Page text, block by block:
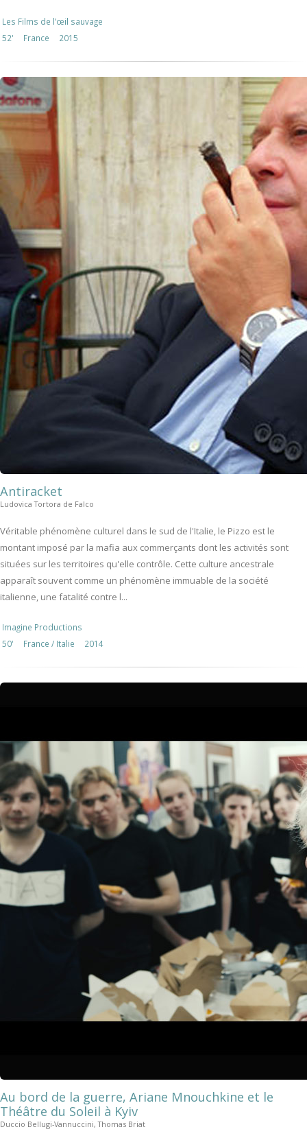
Les Films de l’œil sauvage
52'
France 2015
Antiracket
Ludovica Tortora de Falco
Véritable phénomène culturel dans le sud de l'Italie, le Pizzo est le
montant imposé par la mafia aux commerçants dont les activités sont
situées sur les territoires qu'elle contrôle. Cette culture ancestrale
apparaît souvent comme un phénomène immuable de la société
italienne, une fatalité contre l...
Imagine Productions
50'
France / Italie 2014
Au bord de la guerre, Ariane Mnouchkine et le
Théâtre du Soleil à Kyiv
Duccio Bellugi-Vannuccini, Thomas Briat